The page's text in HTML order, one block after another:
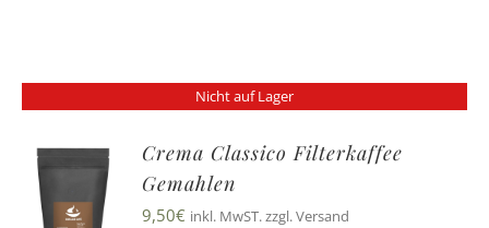
Nicht auf Lager
Crema Classico Filterkaffee
Gemahlen
9,50€ inkl. MwST. zzgl. Versand